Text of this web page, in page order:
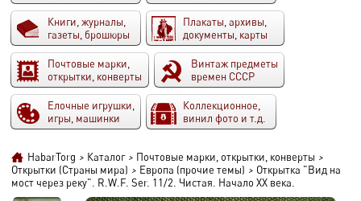
Книги, журналы,
газеты, брошюры
Плакаты, архивы,
документы, карты
Почтовые марки,
открытки, конверты
Винтаж предметы
времен СССР
Елочные игрушки,
игры, машинки
Коллекционное,
винил фото и т.д.
HabarTorg > Каталог > Почтовые марки, открытки, конверты >
Открытки (Страны мира) > Европа (прочие темы) > Открытка "Вид на
мост через реку". R.W.F. Ser. 11/2. Чистая. Начало XX века.